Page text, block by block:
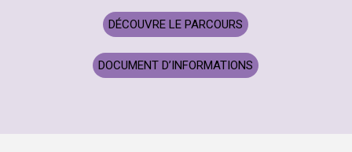
DÉCOUVRE LE PARCOURS
DOCUMENT D’INFORMATIONS